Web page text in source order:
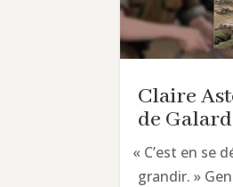
Claire
de Galard
« C’est en se
grandir. »